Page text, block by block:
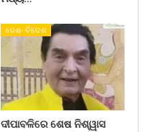
ଦେଶ- ବିଦେଶ
ଦୀପାବଳିରେ ଶେଷ ନିଶ୍ୱାସ